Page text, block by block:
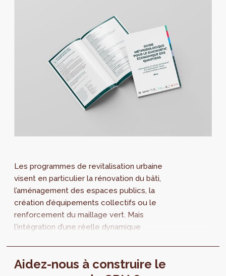
Les programmes de revitalisation urbaine
visent en particulier la rénovation du bâti,
l’aménagement des espaces publics, la
création d’équipements collectifs ou le
renforcement du maillage vert. Mais
l’intégration d’une réelle dynamique
répondre, hub.brussels publie un nouveau
Aidez-nous à construire le